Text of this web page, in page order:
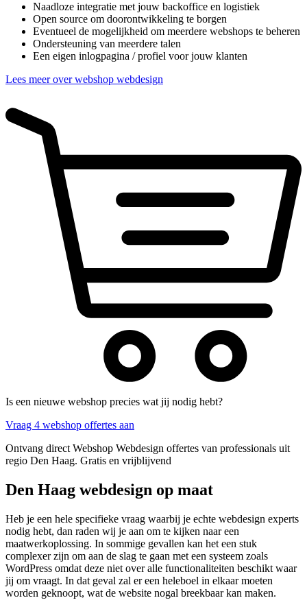
Naadloze integratie met jouw backoffice en logistiek
Open source om doorontwikkeling te borgen
Eventueel de mogelijkheid om meerdere webshops te beheren
Ondersteuning van meerdere talen
Een eigen inlogpagina / profiel voor jouw klanten
Lees meer over webshop webdesign
Is een nieuwe webshop precies wat jij nodig hebt?
Vraag 4 webshop offertes aan
Ontvang direct Webshop Webdesign offertes van professionals uit
regio Den Haag. Gratis en vrijblijvend
Den Haag webdesign op maat
Heb je een hele specifieke vraag waarbij je echte webdesign experts
nodig hebt, dan raden wij je aan om te kijken naar een
maatwerkoplossing. In sommige gevallen kan het een stuk
complexer zijn om aan de slag te gaan met een systeem zoals
WordPress omdat deze niet over alle functionaliteiten beschikt waar
jij om vraagt. In dat geval zal er een heleboel in elkaar moeten
worden geknoopt, wat de website nogal breekbaar kan maken.